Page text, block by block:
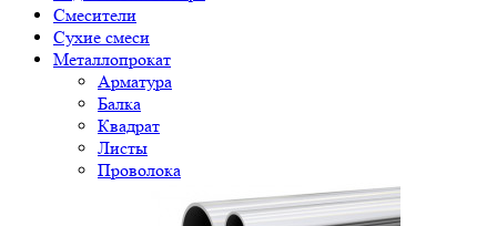
Смесители
Сухие смеси
Металлопрокат
Арматура
Балка
Квадрат
Листы
Проволока